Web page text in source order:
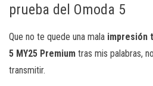
prueba del Omoda 5
Que no te quede una mala impresión
5 MY25 Premium tras mis palabras,
transmitir.